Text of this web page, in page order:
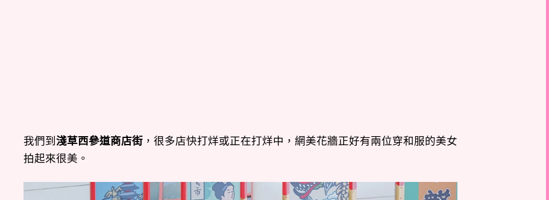
我們到淺草西參道商店街 ，很多店快打烊或正在打烊中，網美花牆正好有兩位穿和服的美女
拍起來很美。